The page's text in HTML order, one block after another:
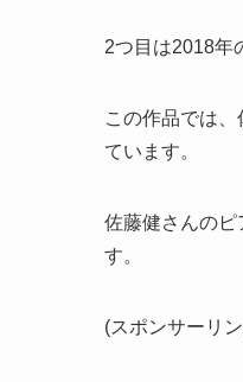
2つ目は2018年
この作品では
ています。
佐藤健さんのピ
す。
(スポンサーリ